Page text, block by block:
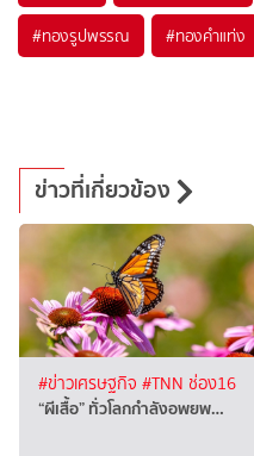
#ทองรูปพรรณ #ทองคำแท่ง
ข่าวที่เกี่ยวข้อง
#ข่าวเศรษฐกิจ #TNN ช่อง16
“ผีเสื้อ” ทั่วโลกกำลังอพยพ…